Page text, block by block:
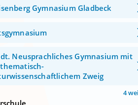
Gymnasium Gladbeck
Neusprachliches Gymnasium mit
Zweig
4